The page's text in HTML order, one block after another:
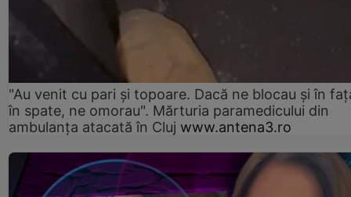
"Au venit cu pari și topoare. Dacă ne blocau şi în
în spate, ne omorau". Mărturia paramedicului din
ambulanţa atacată în Cluj www.antena3.ro